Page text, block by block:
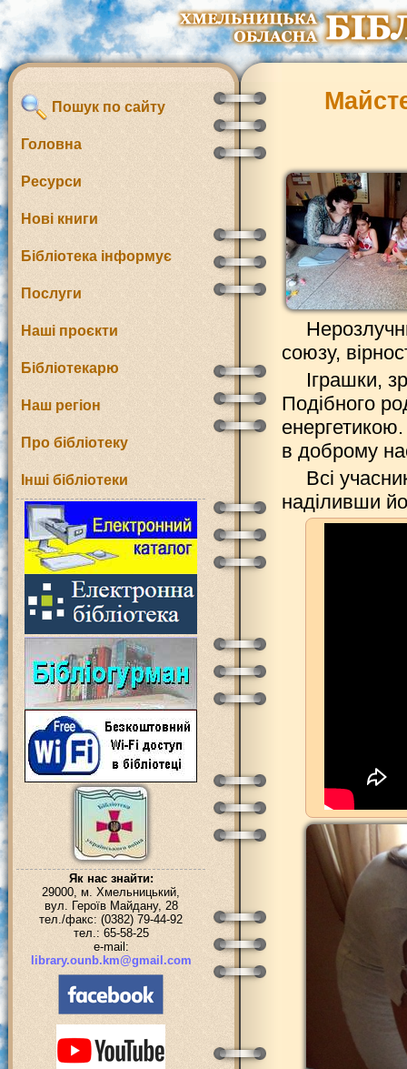
Пошук по сайту
Головна
Ресурси
Нові книги
Бібліотека інформує
Послуги
Наші проєкти
Бібліотекарю
Наш регіон
Про бібліотеку
Інші бібліотеки
Як нас знайти:
29000, м. Хмельницький,
вул. Героїв Майдану, 28
тел./факс: (0382) 79-44-92
тел.: 65-58-25
e-mail:
library.ounb.km@gmail.com
союзу,
Іграшки,
Подібного
в доброму
Всі
наділивши